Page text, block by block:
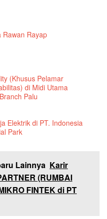
Rawan Rayap
(Khusus Pelamar
di Midi Utama
Palu
Elektrik di PT. Indonesia
Park
Lainnya Karir
(RUMBAI
FINTEK di PT